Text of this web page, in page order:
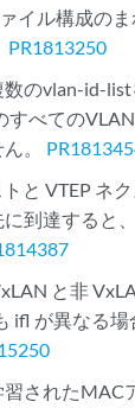
イル構成の
PR1813250
のvlan-id-list
すべての
。
と VTEP ネ
到達すると
と非
ifl が異なる場
されたMAC